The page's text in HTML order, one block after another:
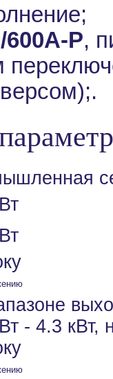
Р,
- 4.3 кВт,